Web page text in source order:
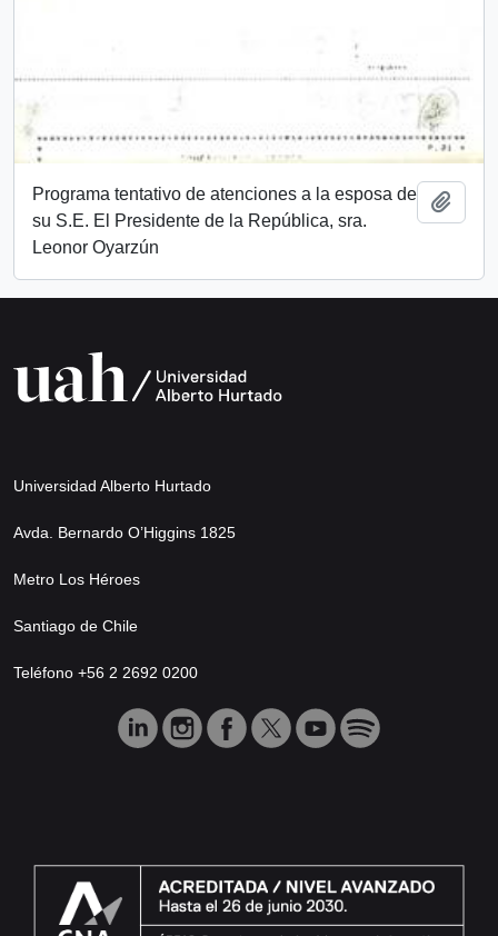
Programa tentativo de atenciones a la esposa de
su S.E. El Presidente de la República, sra.
Leonor Oyarzún
Universidad Alberto Hurtado
Avda. Bernardo O’Higgins 1825
Metro Los Héroes
Santiago de Chile
Teléfono +56 2 2692 0200